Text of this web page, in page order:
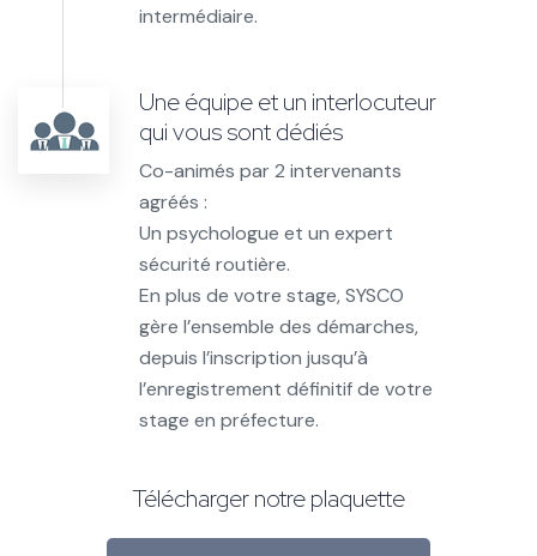
intermédiaire.
Une équipe et un interlocuteur
qui vous sont dédiés
Co-animés par 2 intervenants
agréés :
Un psychologue et un expert
sécurité routière.
En plus de votre stage, SYSCO
gère l’ensemble des démarches,
depuis l’inscription jusqu’à
l’enregistrement définitif de votre
stage en préfecture.
Télécharger notre plaquette